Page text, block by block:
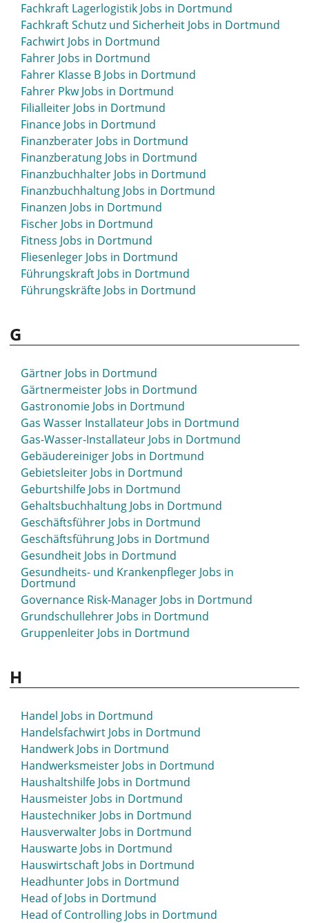
Fachkraft Lagerlogistik Jobs in Dortmund
Fachkraft Schutz und Sicherheit Jobs in Dortmund
Fachwirt Jobs in Dortmund
Fahrer Jobs in Dortmund
Fahrer Klasse B Jobs in Dortmund
Fahrer Pkw Jobs in Dortmund
Filialleiter Jobs in Dortmund
Finance Jobs in Dortmund
Finanzberater Jobs in Dortmund
Finanzberatung Jobs in Dortmund
Finanzbuchhalter Jobs in Dortmund
Finanzbuchhaltung Jobs in Dortmund
Finanzen Jobs in Dortmund
Fischer Jobs in Dortmund
Fitness Jobs in Dortmund
Fliesenleger Jobs in Dortmund
Führungskraft Jobs in Dortmund
Führungskräfte Jobs in Dortmund
G
Gärtner Jobs in Dortmund
Gärtnermeister Jobs in Dortmund
Gastronomie Jobs in Dortmund
Gas Wasser Installateur Jobs in Dortmund
Gas-Wasser-Installateur Jobs in Dortmund
Gebäudereiniger Jobs in Dortmund
Gebietsleiter Jobs in Dortmund
Geburtshilfe Jobs in Dortmund
Gehaltsbuchhaltung Jobs in Dortmund
Geschäftsführer Jobs in Dortmund
Geschäftsführung Jobs in Dortmund
Gesundheit Jobs in Dortmund
Gesundheits- und Krankenpfleger Jobs in
Dortmund
Governance Risk-Manager Jobs in Dortmund
Grundschullehrer Jobs in Dortmund
Gruppenleiter Jobs in Dortmund
H
Handel Jobs in Dortmund
Handelsfachwirt Jobs in Dortmund
Handwerk Jobs in Dortmund
Handwerksmeister Jobs in Dortmund
Haushaltshilfe Jobs in Dortmund
Hausmeister Jobs in Dortmund
Haustechniker Jobs in Dortmund
Hausverwalter Jobs in Dortmund
Hauswarte Jobs in Dortmund
Hauswirtschaft Jobs in Dortmund
Headhunter Jobs in Dortmund
Head of Jobs in Dortmund
Head of Controlling Jobs in Dortmund